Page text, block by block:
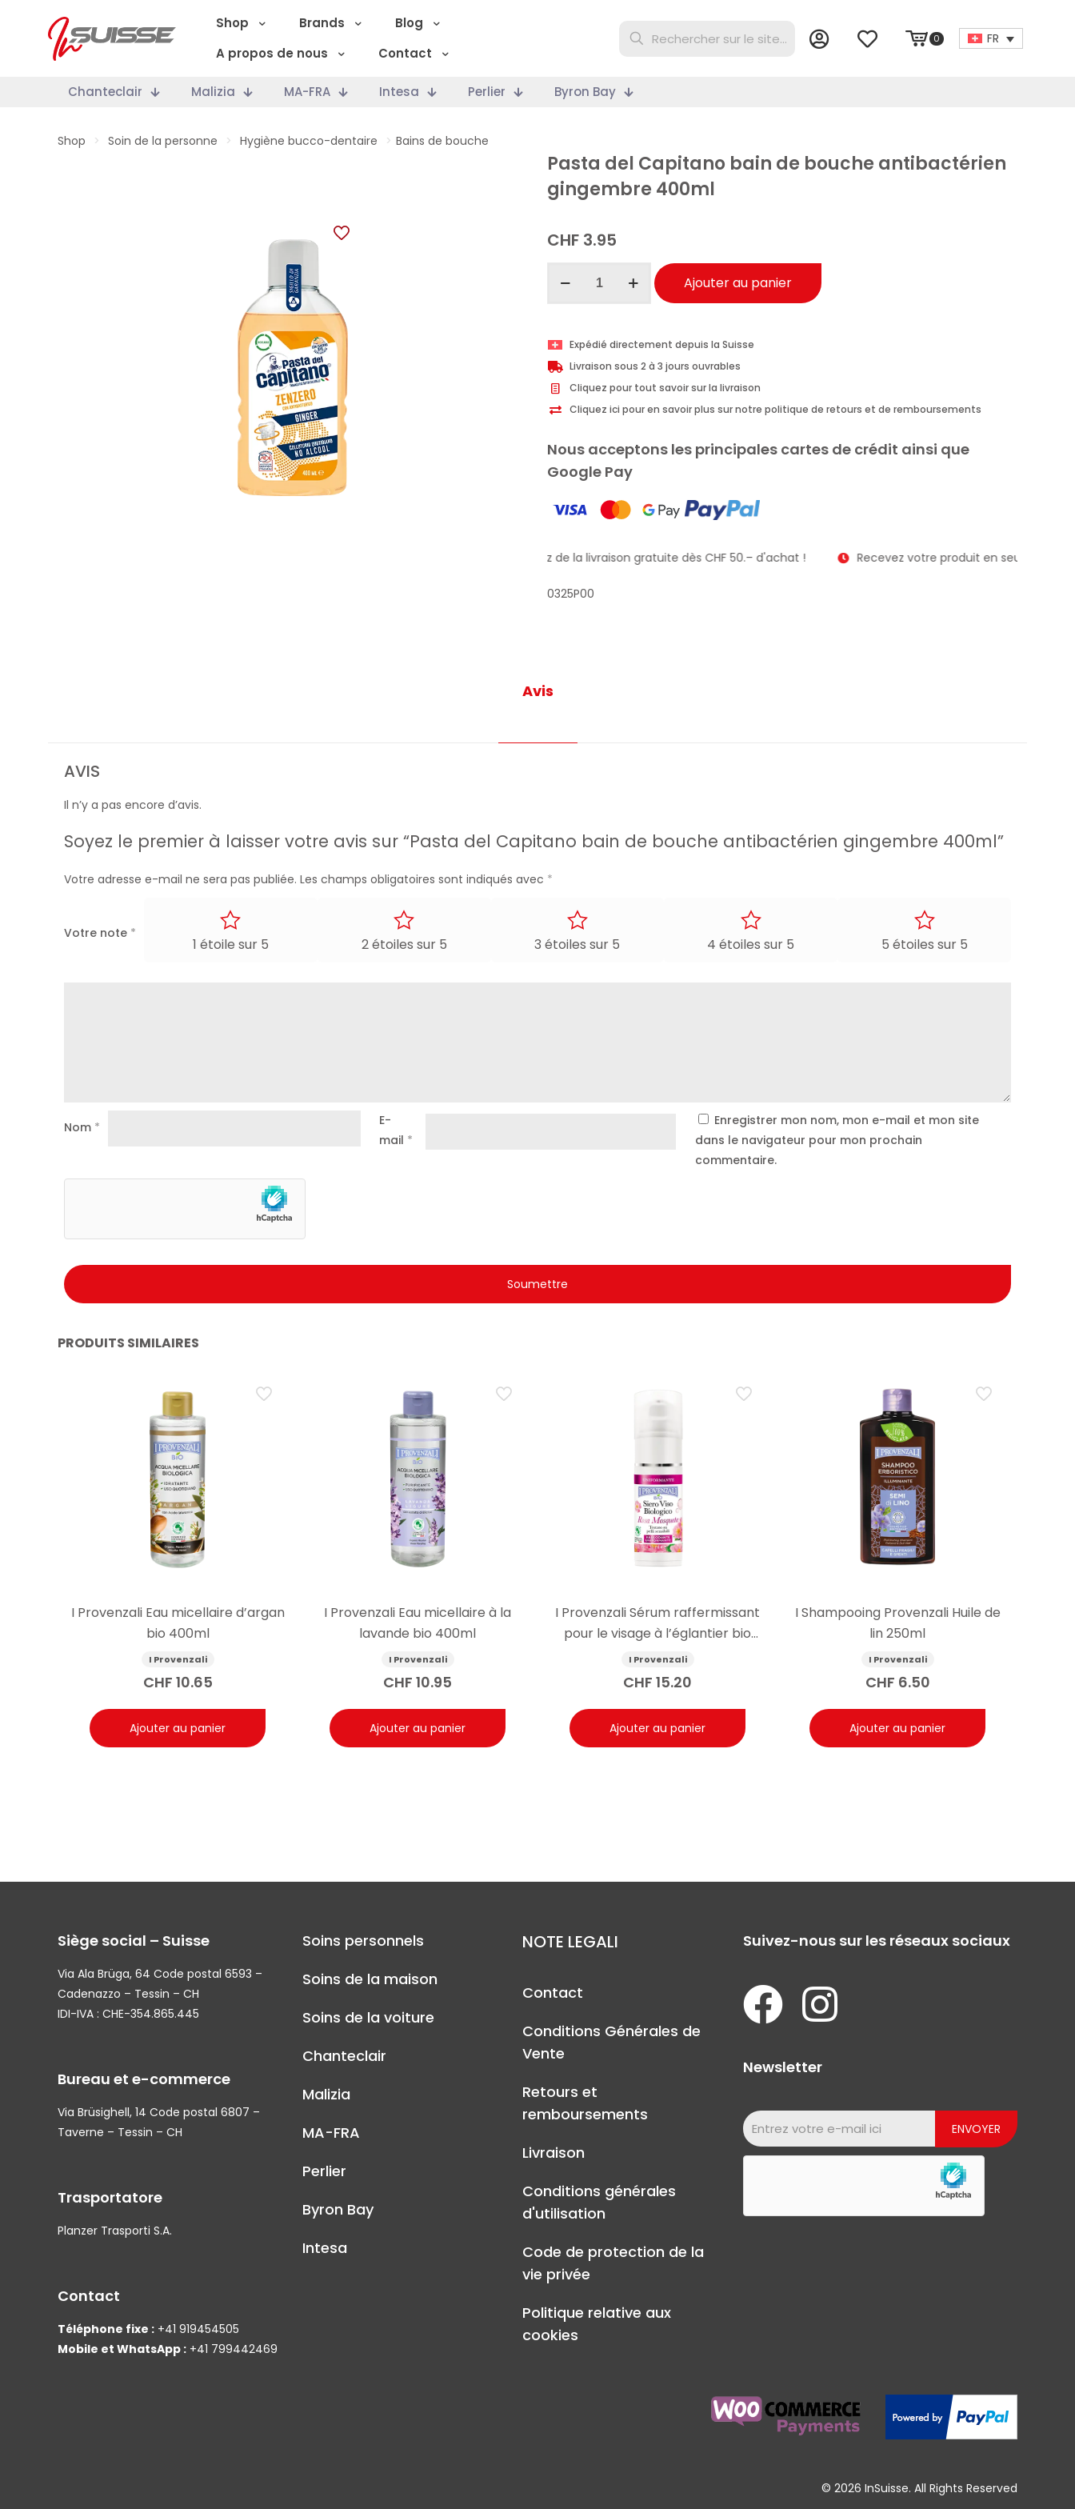
Shop Brands
Blog
A propos de nous
Contact
0 FR
Chanteclair Malizia MA-FRA Intesa Perlier Byron Bay
Shop > Soin de la personne > Hygiène bucco-dentaire > Bains de bouche
Pasta del Capitano bain de bouche antibactérien
gingembre 400ml
CHF 3.95
Capitano
bain
de
bouche
gingembre
400ml
Ajouter au panier
Expédié directement depuis la Suisse
Livraison sous 2 à 3 jours ouvrables
Cliquez pour tout savoir sur la livraison
Cliquez ici pour en savoir plus sur notre politique de retours et de remboursements
Nous acceptons les principales cartes de crédit ainsi que
Google Pay
Profitez de la livraison gratuite dès CHF 50.– d'achat ! Recevez votre produit en seulement 2
0325P00
Avis
AVIS
Il n’y a pas encore d’avis.
Soyez le premier à laisser votre avis sur “Pasta del Capitano bain de bouche antibactérien gingembre 400ml”
Votre adresse e-mail ne sera pas publiée. Les champs obligatoires sont indiqués avec *
Votre note *
1 étoile sur 5 2 étoiles sur 5 3 étoiles sur 5 4 étoiles sur 5 5 étoiles sur 5
Nom *
E-
mail *
Enregistrer mon nom, mon e-mail et mon site
dans le navigateur pour mon prochain
commentaire.
PRODUITS SIMILAIRES
I Provenzali Eau micellaire d’argan
bio 400ml
I Provenzali
CHF 10.65
Ajouter au panier
I Provenzali Eau micellaire à la
lavande bio 400ml
I Provenzali
CHF 10.95
Ajouter au panier
I Provenzali Sérum raffermissant
pour le visage à l’églantier bio
30ml
I Provenzali
CHF 15.20
Ajouter au panier
I Shampooing Provenzali Huile de
lin 250ml
I Provenzali
CHF 6.50
Ajouter au panier
Siège social – Suisse
Via Ala Brüga, 64 Code postal 6593 –
Cadenazzo – Tessin – CH
IDI-IVA : CHE-354.865.445
Bureau et e-commerce
Via Brüsighell, 14 Code postal 6807 –
Taverne – Tessin – CH
Trasportatore
Planzer Trasporti S.A.
Contact
Téléphone fixe : +41 919454505
Mobile et WhatsApp : +41 799442469
Soins personnels
Soins de la maison
Soins de la voiture
Chanteclair
Malizia
MA-FRA
Perlier
Byron Bay
Intesa
NOTE LEGALI
Contact
Conditions Générales de
Vente
Retours et
remboursements
Livraison
Conditions générales
d'utilisation
Code de protection de la
vie privée
Politique relative aux
cookies
Suivez-nous sur les réseaux sociaux
Newsletter
© 2026 InSuisse. All Rights Reserved